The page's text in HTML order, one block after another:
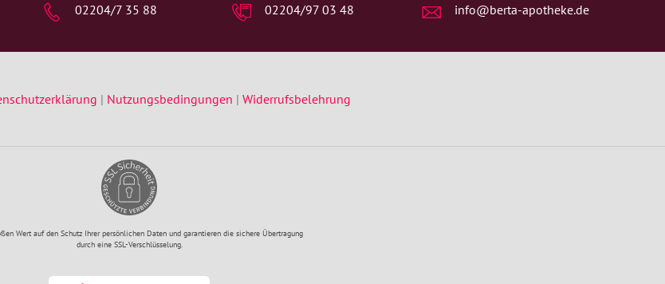
02204/7 35 88 02204/97 03 48 info@berta-apotheke.de
| Nutzungsbedingungen | Widerrufsbelehrung
Wert auf den Schutz Ihrer persönlichen Daten und garantieren die sichere Übertragung
durch eine SSL-Verschlüsselung.